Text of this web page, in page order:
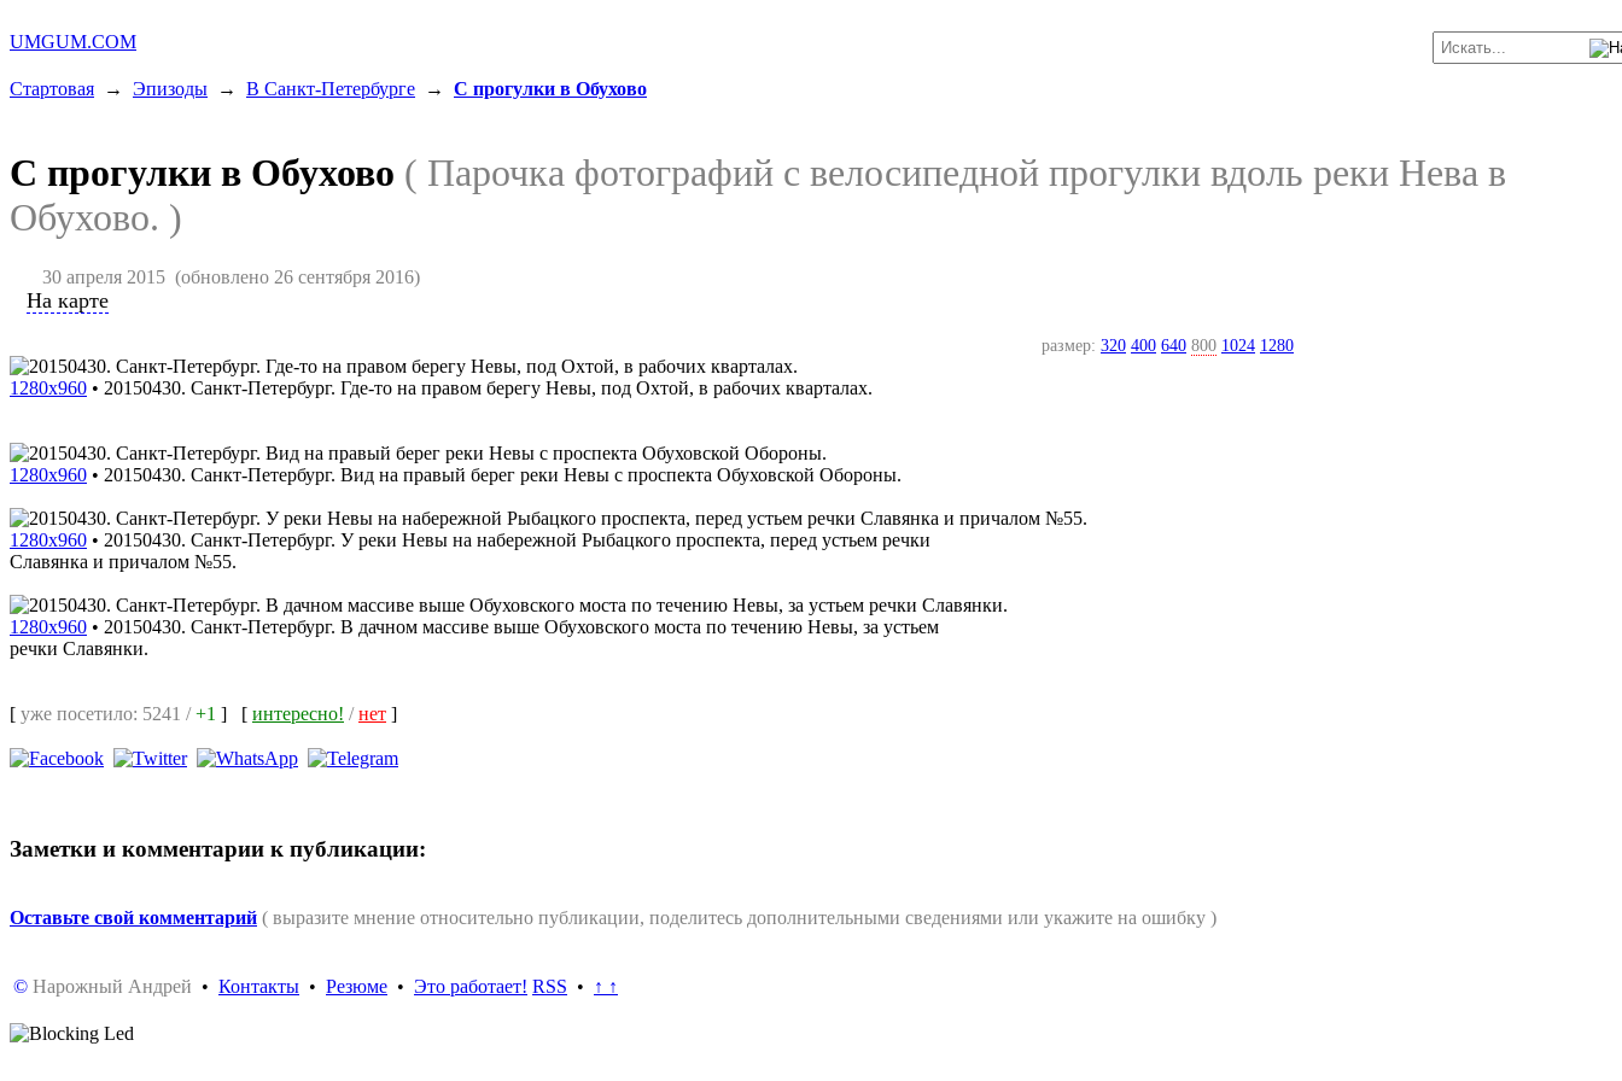
UMGUM.COM
Стартовая → Эпизоды → В Санкт-Петербурге → С прогулки в Обухово
С прогулки в Обухово ( Парочка фотографий с велосипедной прогулки вдоль реки Нева в
Обухово. )
30 апреля 2015(обновлено 26 сентября 2016)
На карте
размер: 320 400 640 800 1024 1280
1280x960 • 20150430. Санкт-Петербург. Где-то на правом берегу Невы, под Охтой, в рабочих кварталах.
1280x960 • 20150430. Санкт-Петербург. Вид на правый берег реки Невы с проспекта Обуховской Обороны.
1280x960 • 20150430. Санкт-Петербург. У реки Невы на набережной Рыбацкого проспекта, перед устьем речки
Славянка и причалом №55.
1280x960 • 20150430. Санкт-Петербург. В дачном массиве выше Обуховского моста по течению Невы, за устьем
речки Славянки.
[ уже посетило: 5241 /+1 ] [ интересно! /нет ]
Заметки и комментарии к публикации:
Оставьте свой комментарий ( выразите мнение относительно публикации, поделитесь дополнительными сведениями или укажите на ошибку )
© Нарожный Андрей • Контакты • Резюме • Это работает! RSS • ↑ ↑